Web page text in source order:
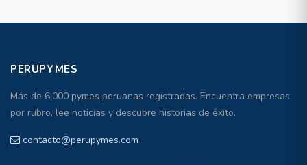
PERUPYMES
Más de 6,000 pymes peruanas registradas. Encuentra empresas
por rubro, lee noticias y descubre historias de éxito.
contacto@perupymes.com